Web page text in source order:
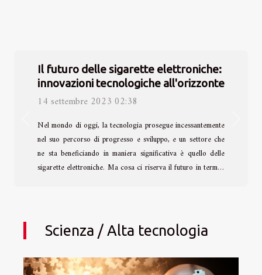
Il futuro delle sigarette elettroniche:
innovazioni tecnologiche all'orizzonte
14 settembre 2023 02:38
Nel mondo di oggi, la tecnologia prosegue incessantemente
nel suo percorso di progresso e sviluppo, e un settore che
ne sta beneficiando in maniera significativa è quello delle
sigarette elettroniche. Ma cosa ci riserva il futuro in termini
questo settore potrebbe prendere nel prossimo futuro.
Preparati a scoprire le potenziali innovazioni all’orizzonte,
Previous
Scienza / Alta tecnologia